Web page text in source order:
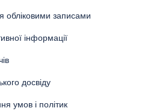
обліковими записами
інформації
досвіду
умов і політик